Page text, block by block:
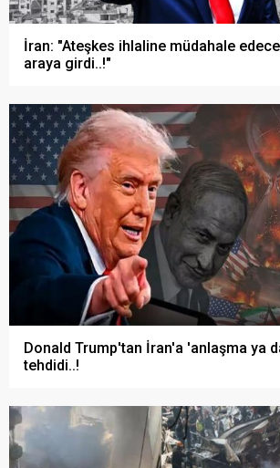
İran: "Ateşkes ihlaline müdahale
araya girdi..!"
Donald Trump'tan İran'a 'anlaşma ya
tehdidi..!